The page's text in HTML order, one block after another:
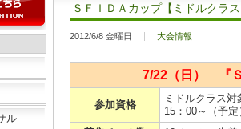
ＳＦＩＤＡカップ【ミドルクラ
2012/6/8 金曜日 大会情報
7/22（日） 『
参加資格
ミドルクラス
15：00～（予
ル